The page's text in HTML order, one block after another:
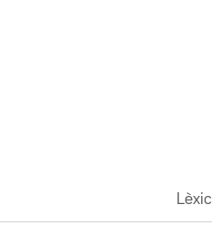
Lèxic